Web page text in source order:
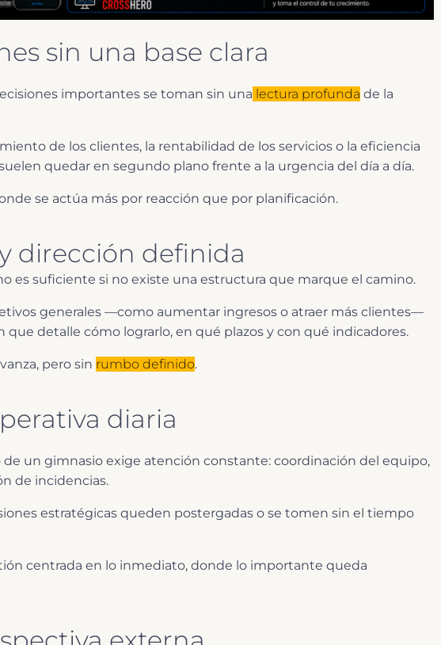
sin una base clara
importantes se toman sin una lectura profunda de la
de los clientes, la rentabilidad de los servicios o la eficiencia
quedar en segundo plano frente a la urgencia del día a día.
se actúa más por reacción que por planificación.
dirección definida
es suficiente si no existe una estructura que marque el camino.
generales —como aumentar ingresos o atraer más clientes—
detalle cómo lograrlo, en qué plazos y con qué indicadores.
pero sin rumbo definido.
diaria
un gimnasio exige atención constante: coordinación del equipo,
de incidencias.
estratégicas queden postergadas o se tomen sin el tiempo
centrada en lo inmediato, donde lo importante queda